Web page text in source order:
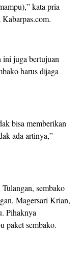
kata pria
ini juga bertujuan
harus dijaga
bisa memberikan
ada artinya,”
sembako
Magersari Krian,
Pihaknya
paket sembako.